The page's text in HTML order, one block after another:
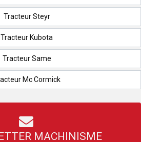
Tracteur Steyr
Tracteur Kubota
Tracteur Same
Mc Cormick
MACHINISME